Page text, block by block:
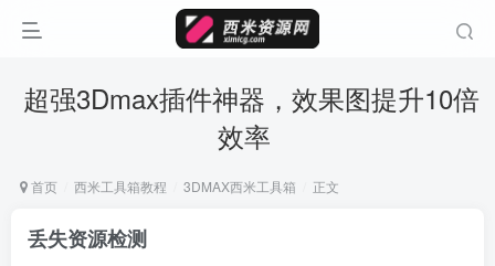
超强3Dmax插件神器，效果图提升10倍
效率
首页 西米工具箱教程 3DMAX西米工具箱 正文
丢失资源检测